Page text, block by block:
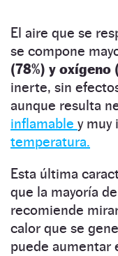
El aire que se
se compone
(78%) y oxígeno
inerte, sin
aunque resulta
inflamable y muy
temperatura.
Esta última
que la mayoría
recomiende
calor que se
puede aumentar